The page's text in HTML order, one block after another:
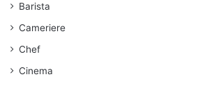
Barista
Cameriere
Chef
Cinema